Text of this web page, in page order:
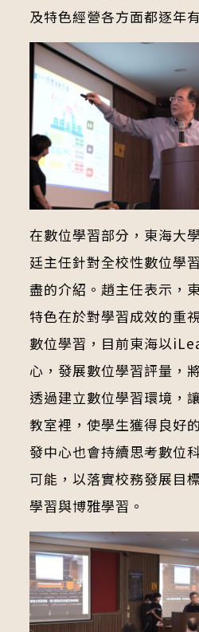
及特色經營各方面都逐年
在數位學習部分，東海大
廷主任針對全校性數位學
盡的介紹。趙主任表示，
特色在於對學習成效的重
數位學習，目前東海以
心，發展數位學習評量，
透過建立數位學習環境，
教室裡，使學生獲得良好
發中心也會持續思考數位
可能，以落實校務發展目
學習與博雅學習。